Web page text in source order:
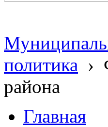
политика ›
района
Главная